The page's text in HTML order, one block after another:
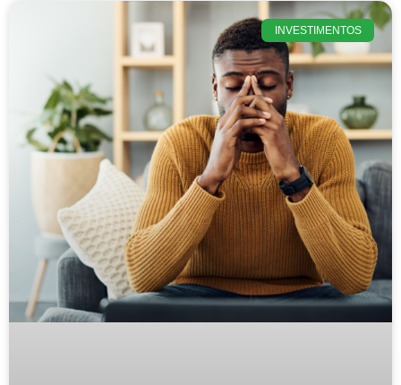
INVESTIMENTOS